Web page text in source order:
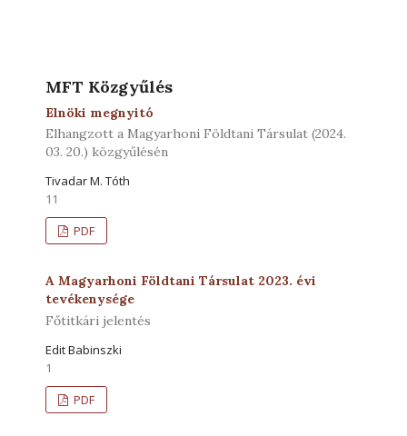
MFT Közgyűlés
Elnöki megnyitó
Elhangzott a Magyarhoni Földtani Társulat (2024.
03. 20.) közgyűlésén
Tivadar M. Tóth
11
PDF
A Magyarhoni Földtani Társulat 2023. évi
tevékenysége
Főtitkári jelentés
Edit Babinszki
1
PDF